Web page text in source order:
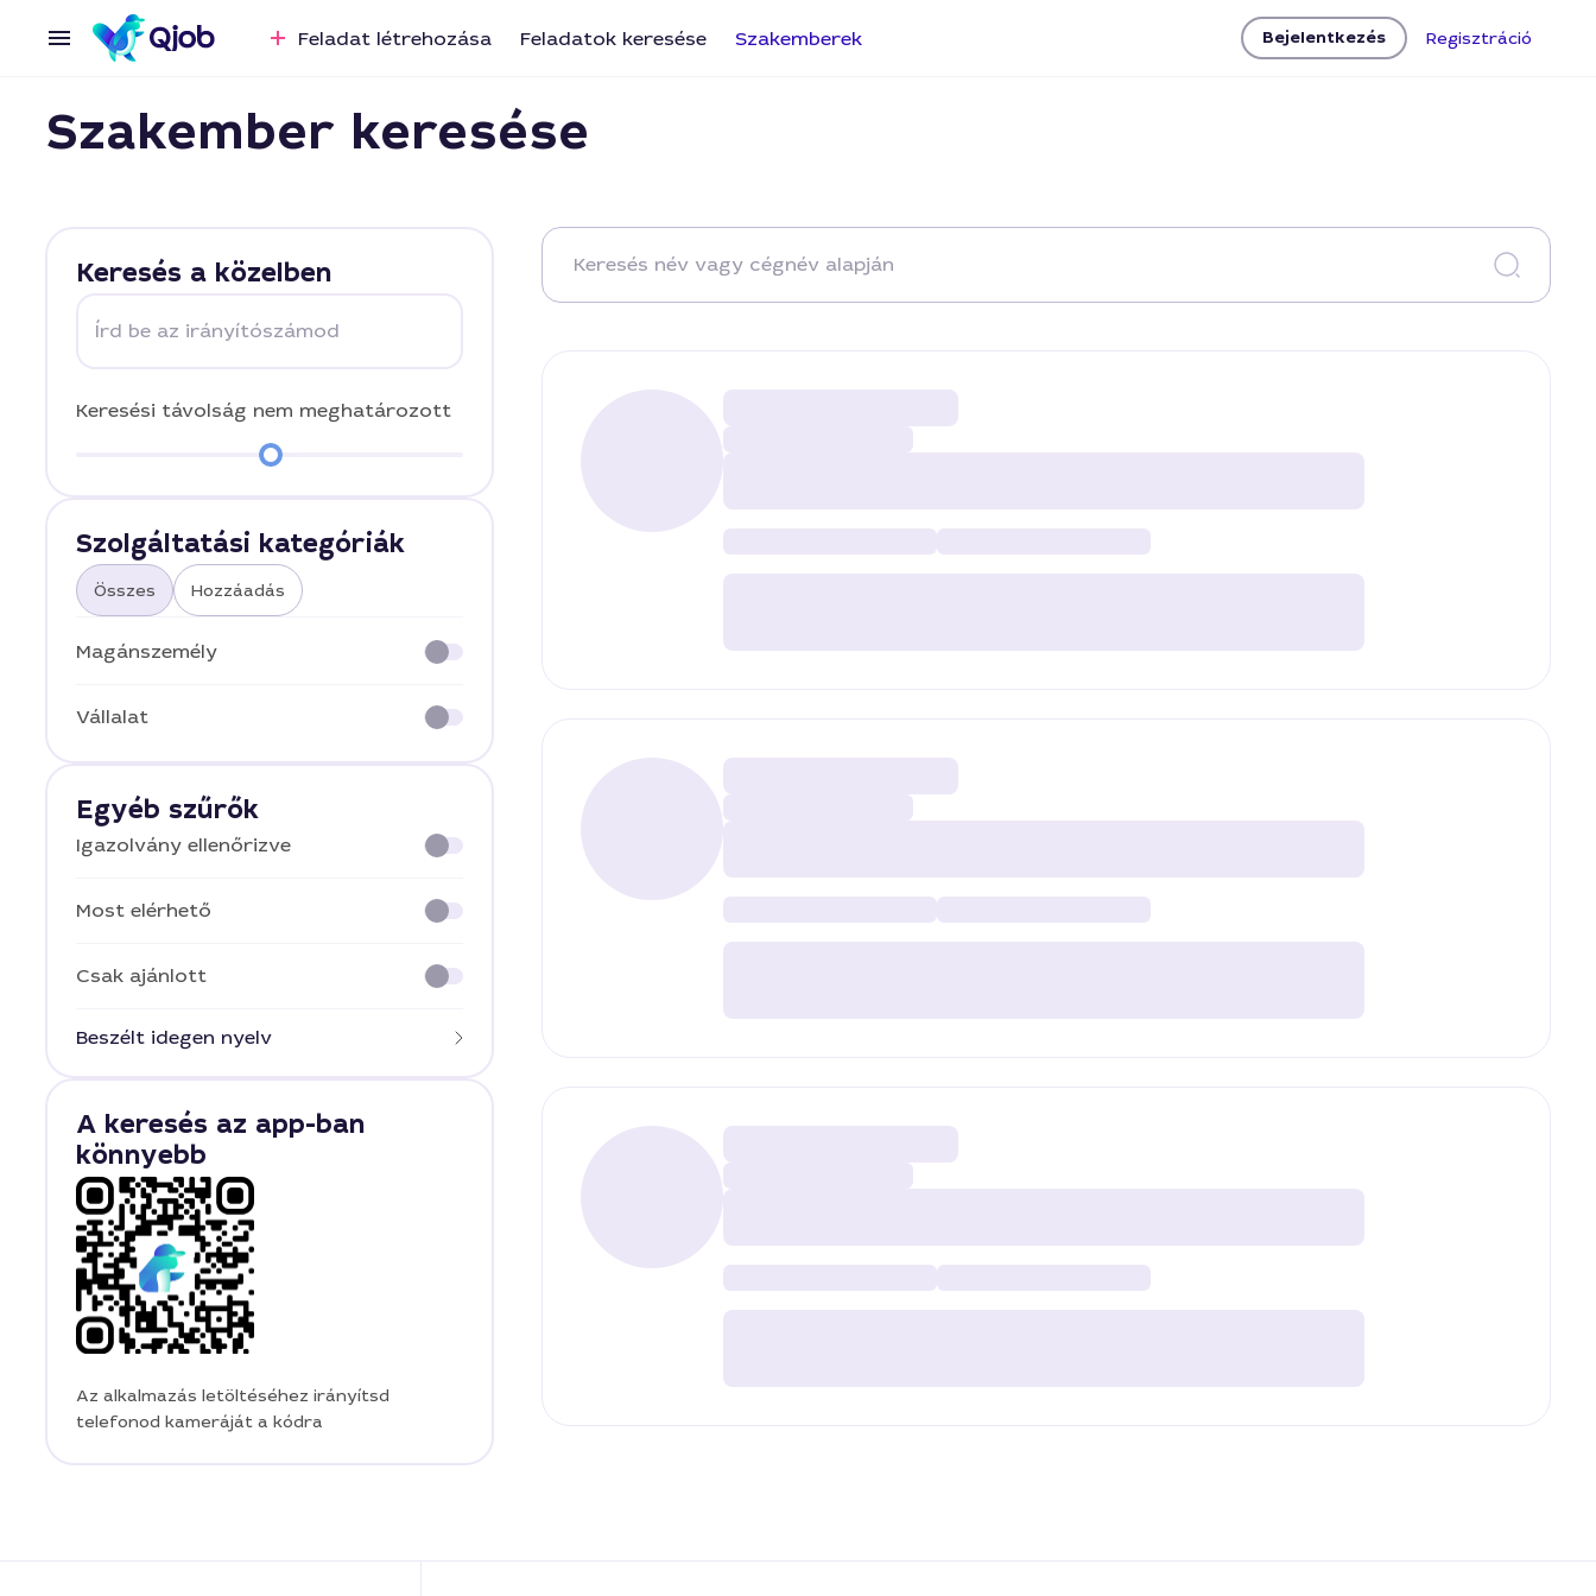
Feladat létrehozása Feladatok keresése Szakemberek Bejelentkezés Regisztráció
Szakember keresése
Keresés a közelben
Írd be az irányítószámod
Keresési távolság nem meghatározott
Szolgáltatási kategóriák
Összes Hozzáadás
Magánszemély
Vállalat
Egyéb szűrők
Igazolvány ellenőrizve
Most elérhető
Csak ajánlott
Beszélt idegen nyelv
A keresés az app-ban
könnyebb
Az alkalmazás letöltéséhez irányítsd
telefonod kameráját a kódra